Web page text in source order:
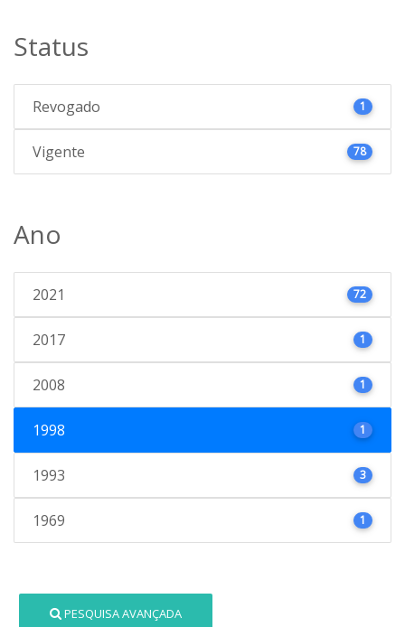
Status
Revogado 1
Vigente 78
Ano
2021 72
2017 1
2008 1
1998 1
1993 3
1969 1
PESQUISA AVANÇADA